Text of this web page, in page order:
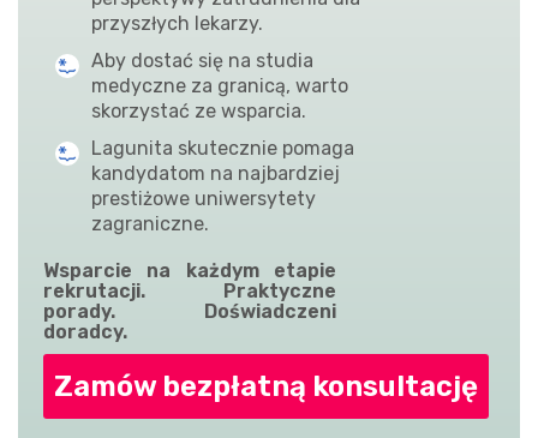
przyszłych lekarzy.
Aby dostać się na studia
medyczne za granicą, warto
skorzystać ze wsparcia.
Lagunita skutecznie pomaga
kandydatom na najbardziej
prestiżowe uniwersytety
zagraniczne.
Wsparcie na każdym etapie
rekrutacji. Praktyczne
porady. Doświadczeni
doradcy.
Zamów bezpłatną konsultację